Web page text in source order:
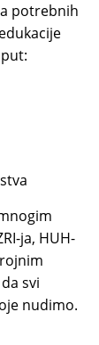
potrebnih
ja, HUH-
svi
nudimo.